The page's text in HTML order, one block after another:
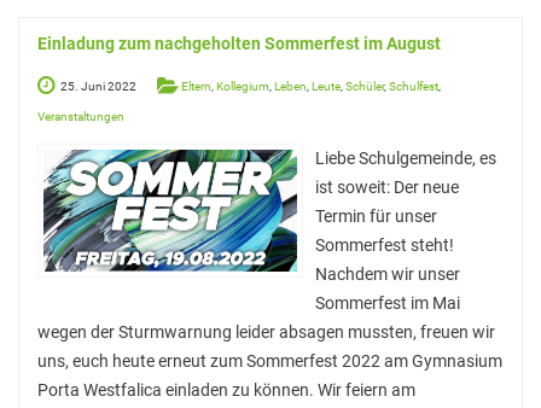
Sprachen- und Leseförderung
Musische Förderung
DFB-Talentförderung
Studieren ab 15
Stipendien für Schüler und Schülerinnen
Studien- und Berufsberatung
Girls‘ and Boys‘ Day
Einladung zum nachgeholten Sommerfest im August
25. Juni 2022 Eltern Kollegium Leben Leute Schüler,Schulfest
Veranstaltungen
Liebe Schulgemeinde, es
ist soweit: Der neue
Termin für unser
Sommerfest steht!
Nachdem wir unser
Sommerfest im Mai
wegen der Sturmwarnung leider absagen mussten, freuen wir
uns, euch heute erneut zum Sommerfest 2022 am Gymnasium
Porta Westfalica einladen zu können. Wir feiern am